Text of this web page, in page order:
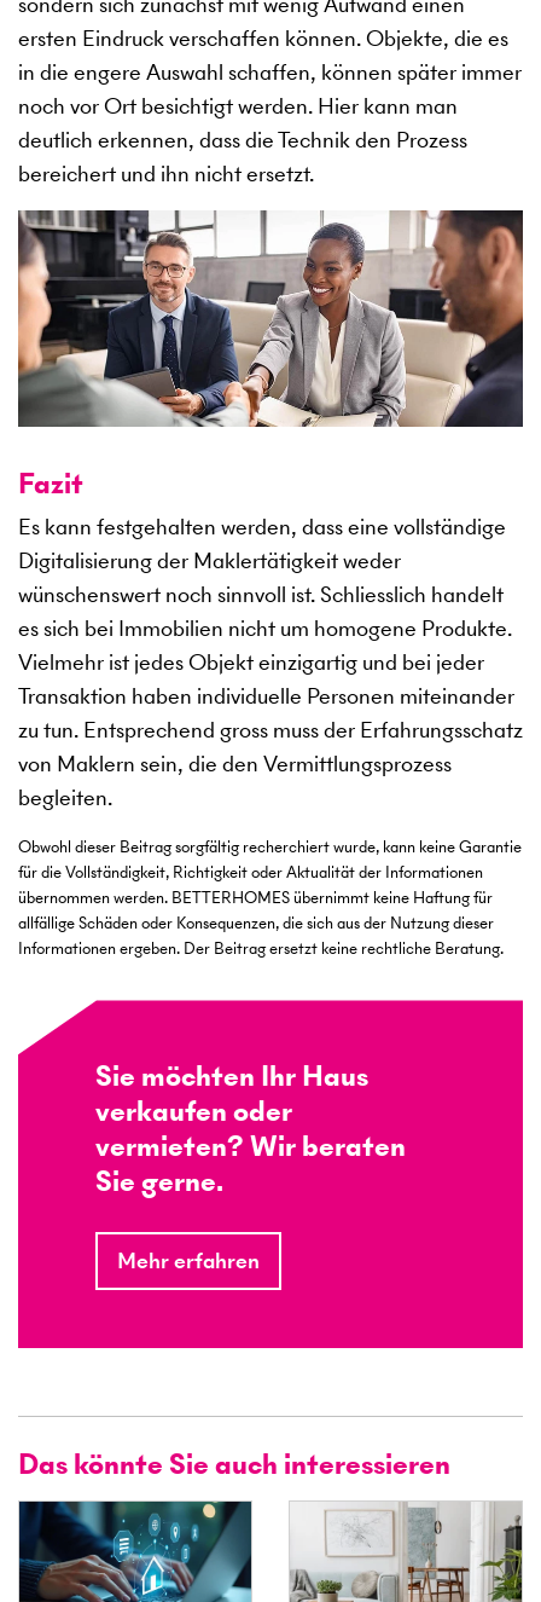
ersten Eindruck verschaffen können. Objekte, die es
in die engere Auswahl schaffen, können später immer
noch vor Ort besichtigt werden. Hier kann man
deutlich erkennen, dass die Technik den Prozess
bereichert und ihn nicht ersetzt.
Fazit
Es kann festgehalten werden, dass eine vollständige
Digitalisierung der Maklertätigkeit weder
wünschenswert noch sinnvoll ist. Schliesslich handelt
es sich bei Immobilien nicht um homogene Produkte.
Vielmehr ist jedes Objekt einzigartig und bei jeder
Transaktion haben individuelle Personen miteinander
zu tun. Entsprechend gross muss der Erfahrungsschatz
von Maklern sein, die den Vermittlungsprozess
begleiten.
Obwohl dieser Beitrag sorgfältig recherchiert wurde, kann keine Garantie
für die Vollständigkeit, Richtigkeit oder Aktualität der Informationen
übernommen werden. BETTERHOMES übernimmt keine Haftung für
allfällige Schäden oder Konsequenzen, die sich aus der Nutzung dieser
Informationen ergeben. Der Beitrag ersetzt keine rechtliche Beratung.
Sie möchten Ihr Haus
verkaufen oder
vermieten? Wir beraten
Sie gerne.
Mehr erfahren
Das könnte Sie auch interessieren